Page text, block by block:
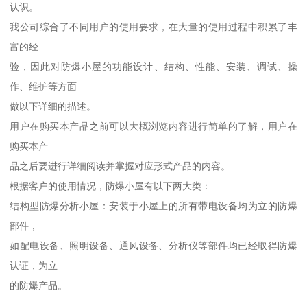
认识。
我公司综合了不同用户的使用要求，在大量的使用过程中积累了丰
富的经
验，因此对防爆小屋的功能设计、结构、性能、安装、调试、操
作、维护等方面
做以下详细的描述。
用户在购买本产品之前可以大概浏览内容进行简单的了解，用户在
购买本产
品之后要进行详细阅读并掌握对应形式产品的内容。
根据客户的使用情况，防爆小屋有以下两大类：
结构型防爆分析小屋：安装于小屋上的所有带电设备均为立的防爆
部件，
如配电设备、照明设备、通风设备、分析仪等部件均已经取得防爆
认证，为立
的防爆产品。